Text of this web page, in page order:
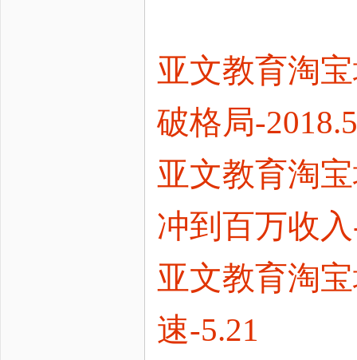
亚文教育淘
破格局-
亚文教育淘
冲到百万收
亚文教育淘
速-5.21